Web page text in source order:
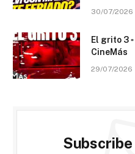
30/07/2026
El grito 3 ▫️
CineMás
29/07/2026